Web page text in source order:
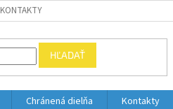
KONTAKTY
HĽADAŤ
Chránená dielňa Kontakty